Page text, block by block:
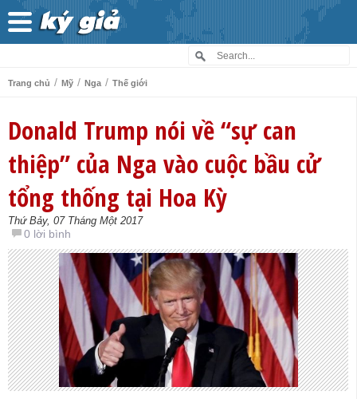
Trang chủ / Mỹ / Nga / Thế giới
Donald Trump nói về “sự can
thiệp” của Nga vào cuộc bầu cử
tổng thống tại Hoa Kỳ
Thứ Bảy, 07 Tháng Một 2017
0 lời bình